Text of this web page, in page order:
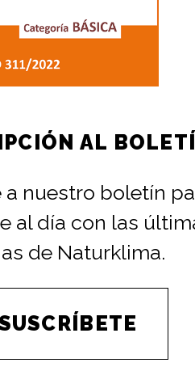
AL
a nuestro boletín
al día con las
de Naturklima.